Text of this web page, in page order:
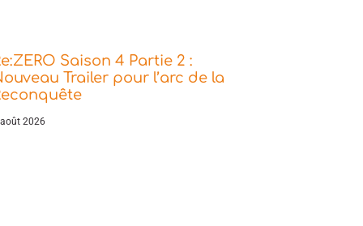
Saison 4 Partie 2 :
Trailer pour l’arc de la
2026